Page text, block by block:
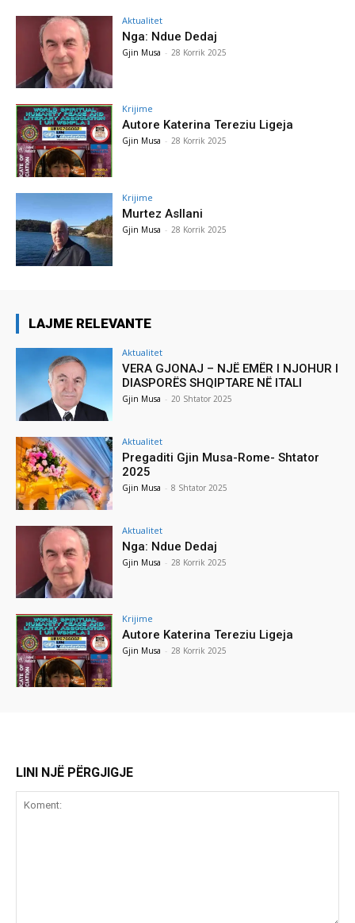
Aktualitet
Nga: Ndue Dedaj
Gjin Musa - 28 Korrik 2025
Krijime
Autore Katerina Tereziu Ligeja
Gjin Musa - 28 Korrik 2025
Krijime
Murtez Asllani
Gjin Musa - 28 Korrik 2025
LAJME RELEVANTE
Aktualitet
VERA GJONAJ – NJË EMËR I NJOHUR I
DIASPORËS SHQIPTARE NË ITALI
Gjin Musa - 20 Shtator 2025
Aktualitet
Pregaditi Gjin Musa-Rome- Shtator
2025
Gjin Musa - 8 Shtator 2025
Aktualitet
Nga: Ndue Dedaj
Gjin Musa - 28 Korrik 2025
Krijime
Autore Katerina Tereziu Ligeja
Gjin Musa - 28 Korrik 2025
LINI NJË PËRGJIGJE